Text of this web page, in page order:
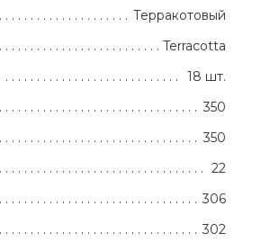
Терракотовый
Terracotta
18 шт.
350
350
22
306
302